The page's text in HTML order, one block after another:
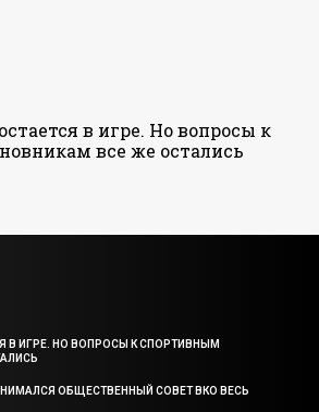
в игре. Но вопросы к
все же остались
В ИГРЕ. НО ВОПРОСЫ К СПОРТИВНЫМ
ОБЩЕСТВЕННЫЙ СОВЕТ ВКО ВЕСЬ